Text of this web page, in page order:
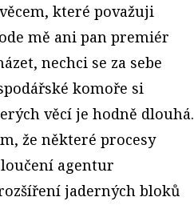
které považuji
mě ani pan premiér
nechci se za sebe
komoře si
věcí je hodně dlouhá.
že některé procesy
agentur
jaderných bloků